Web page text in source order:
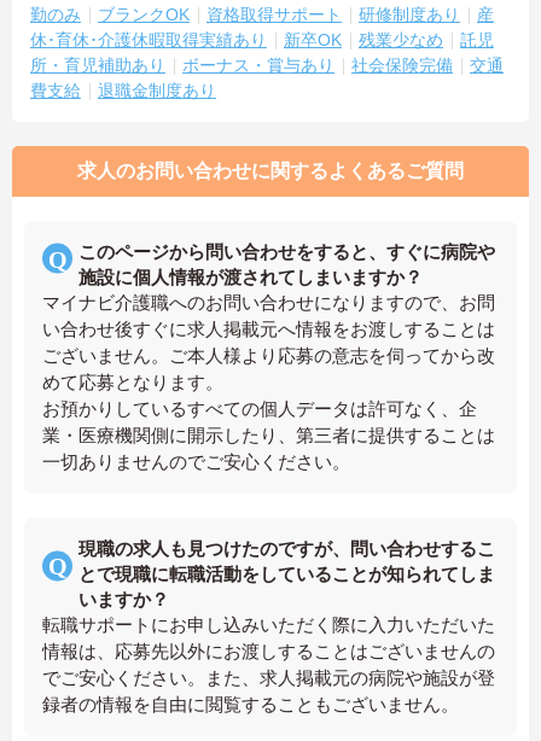
勤のみ
ブランクOK 資格取得サポート 研修制度あり
産
休･育休･介護休暇取得実績あり
新卒OK 残業少なめ
託児
所・育児補助あり
ボーナス・賞与あり 社会保険完備
交通
費支給
退職金制度あり
求人のお問い合わせに関するよくあるご質問
このページから問い合わせをすると、すぐに病院や
施設に個人情報が渡されてしまいますか？
マイナビ介護職へのお問い合わせになりますので、お問
い合わせ後すぐに求人掲載元へ情報をお渡しすることは
ございません。ご本人様より応募の意志を伺ってから改
めて応募となります。
お預かりしているすべての個人データは許可なく、企
業・医療機関側に開示したり、第三者に提供することは
一切ありませんのでご安心ください。
現職の求人も見つけたのですが、問い合わせするこ
とで現職に転職活動をしていることが知られてしま
いますか？
転職サポートにお申し込みいただく際に入力いただいた
情報は、応募先以外にお渡しすることはございませんの
でご安心ください。また、求人掲載元の病院や施設が登
録者の情報を自由に閲覧することもございません。